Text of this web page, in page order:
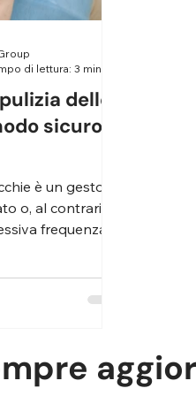
delle
sicuro
è un gesto
o, al contrario,
frequenza e
di lettura: 3 min